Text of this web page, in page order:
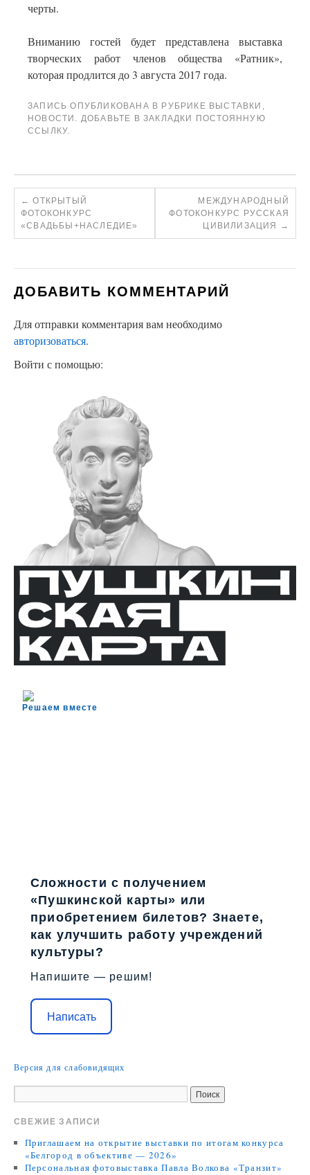
черты.
Вниманию гостей будет представлена выставка
творческих работ членов общества «Ратник»,
которая продлится до 3 августа 2017 года.
ЗАПИСЬ ОПУБЛИКОВАНА В РУБРИКЕ ВЫСТАВКИ ,
НОВОСТИ . ДОБАВЬТЕ В ЗАКЛАДКИ
ПОСТОЯННУЮ
ССЫЛКУ.
← ОТКРЫТЫЙ
ФОТОКОНКУРС
«СВАДЬБЫ+НАСЛЕДИЕ»
МЕЖДУНАРОДНЫЙ
ФОТОКОНКУРС РУССКАЯ
ЦИВИЛИЗАЦИЯ
→
ДОБАВИТЬ КОММЕНТАРИЙ
Для отправки комментария вам необходимо
авторизоваться.
Войти с помощью:
Решаем вместе
Сложности с получением
«Пушкинской карты» или
приобретением билетов? Знаете,
как улучшить работу учреждений
культуры?
Напишите — решим!
Написать
Версия для слабовидящих
СВЕЖИЕ ЗАПИСИ
Приглашаем на открытие выставки по итогам конкурса
«Белгород в объективе — 2026»
Персональная фотовыставка Павла Волкова «Транзит»